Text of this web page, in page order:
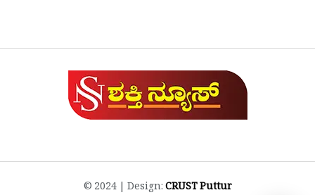
© 2024 | Design:CRUST Puttur